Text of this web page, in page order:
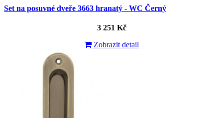
Set na posuvné dveře 3663 hranatý - WC Černý
3 251 Kč
Zobrazit detail